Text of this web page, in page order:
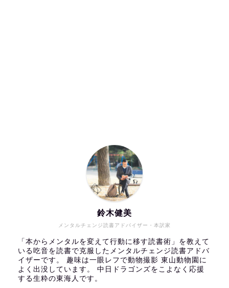
メンタルチェンジ読書アドバイザー・本訳家
鈴木健美
「本からメンタルを変えて行動に移す読書術」を教えて
いる吃音を読書で克服したメンタルチェンジ読書アドバ
イザーです。 趣味は一眼レフで動物撮影 東山動物園に
よく出没しています。 中日ドラゴンズをこよなく応援
する生粋の東海人です。